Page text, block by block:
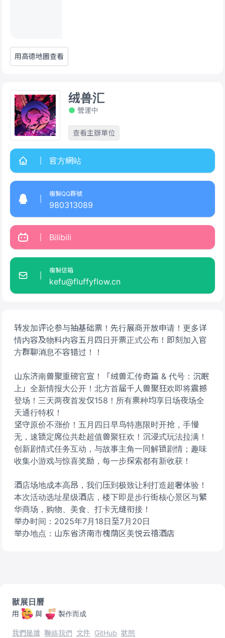
用高德地圖查看
转发加评论参与抽基础票！先行展商开放申请！更多详
情内容及物料内容五月四日开票正式公布！即刻加入官
方群聊消息不容错过！！
山东济南兽聚重磅官宣！「绒兽汇传奇篇 & 代号：沉眠
上」全新情报大公开！北方首届千人兽聚狂欢即将震撼
登场！三天两夜首发仅158！所有票种均享日场夜场全
天通行特权！
坚守原价不涨价！五月四日早鸟特惠限时开抢，手慢
无，速锁定席位共赴超值兽聚狂欢！沉浸式玩法拉满！
创新剧情式任务互动，与故事主角一同解锁剧情；趣味
收集小游戏与惊喜奖励，每一步探索都有新收获！
酒店场地成本高昂，我们压到极致让利打造超奢体验！
本次活动选址星级酒店，楼下即是步行街核心景区与繁
华商场，购物、美食、打卡无缝衔接！
举办时间：2025年7月18日至7月20日
举办地点：山东省济南市槐荫区美悦云禧酒店
绒兽汇
營運中
查看主辦單位
官方網站
複製QQ群號
980313089
Bilibili
複製信箱
kefu@fluffyflow.cn
獸展日曆
用 與 製作而成
我們是誰 聯絡我們 文件 GitHub 狀態